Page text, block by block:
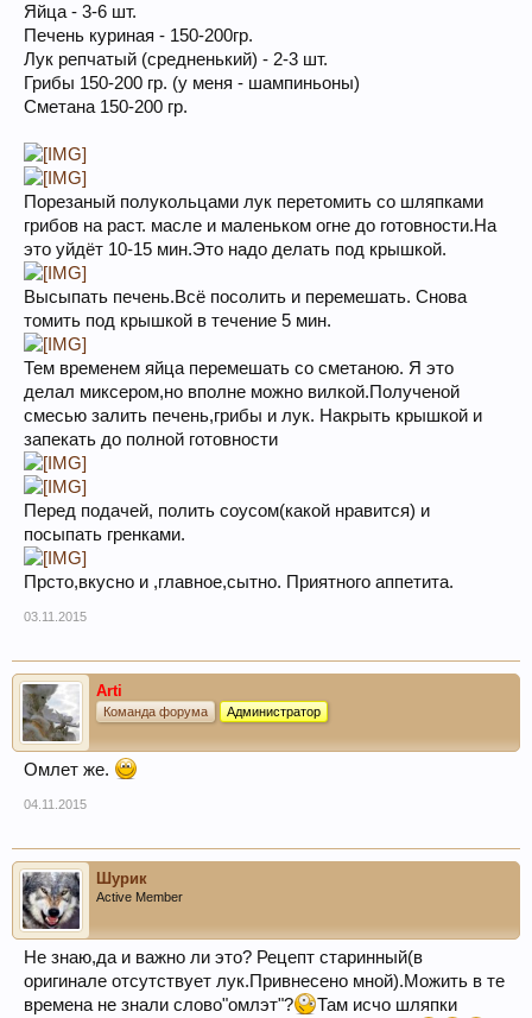
Яйца - 3-6 шт.
Печень куриная - 150-200гр.
Лук репчатый (средненький) - 2-3 шт.
Грибы 150-200 гр. (у меня - шампиньоны)
Сметана 150-200 гр.
Порезаный полукольцами лук перетомить со шляпками
грибов на раст. масле и маленьком огне до готовности.На
это уйдёт 10-15 мин.Это надо делать под крышкой.
Высыпать печень.Всё посолить и перемешать. Снова
томить под крышкой в течение 5 мин.
Тем временем яйца перемешать со сметаною. Я это
делал миксером,но вполне можно вилкой.Полученой
смесью залить печень,грибы и лук. Накрыть крышкой и
запекать до полной готовности
Перед подачей, полить соусом(какой нравится) и
посыпать гренками.
Прсто,вкусно и ,главное,сытно. Приятного аппетита.
03.11.2015
Arti
Команда форума Администратор
Омлет же.
04.11.2015
Шурик
Active Member
Не знаю,да и важно ли это? Рецепт старинный(в
оригинале отсутствует лук.Привнесено мной).Можить в те
времена не знали слово"омлэт"?
Там исчо шляпки